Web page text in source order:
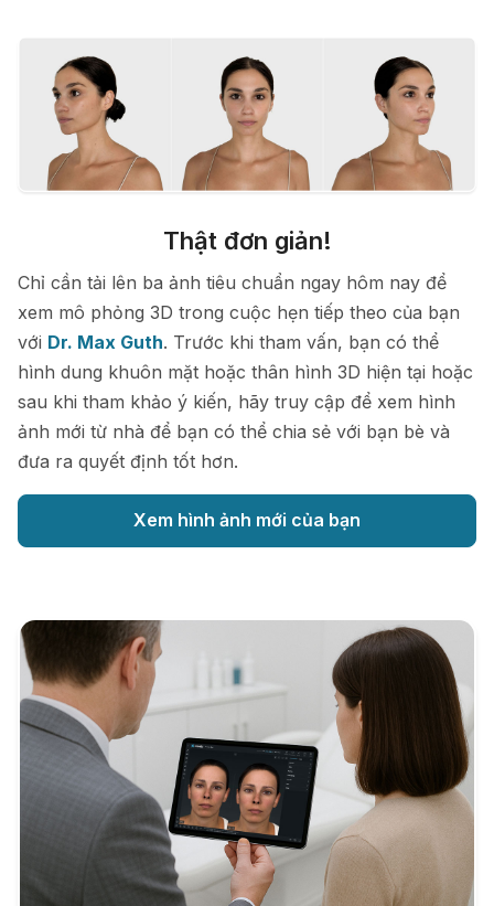
Thật đơn giản!
Chỉ cần tải lên ba ảnh tiêu chuẩn ngay hôm nay để
xem mô phỏng 3D trong cuộc hẹn tiếp theo của bạn
với Dr. Max Guth. Trước khi tham vấn, bạn có thể
hình dung khuôn mặt hoặc thân hình 3D hiện tại hoặc
sau khi tham khảo ý kiến, hãy truy cập để xem hình
ảnh mới từ nhà để bạn có thể chia sẻ với bạn bè và
đưa ra quyết định tốt hơn.
Xem hình ảnh mới của bạn